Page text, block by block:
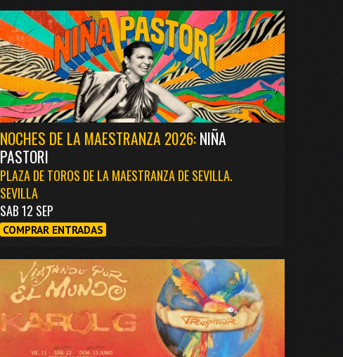
NOCHES DE LA MAESTRANZA 2026:NIÑA
PASTORI
PLAZA DE TOROS DE LA MAESTRANZA DE SEVILLA.
SEVILLA
SAB 12 SEP
COMPRAR ENTRADAS